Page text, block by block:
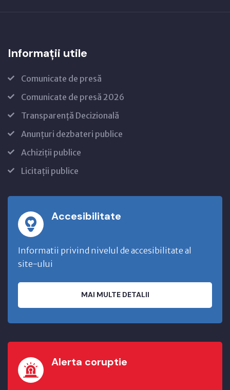
Informații utile
Comunicate de presă
Comunicate de presă 2026
Transparență Decizională
Anunțuri dezbateri publice
Achiziții publice
Licitații publice
Accesibilitate
Informatii privind nivelul de accesibilitate al
site-ului
MAI MULTE DETALII
Alerta coruptie